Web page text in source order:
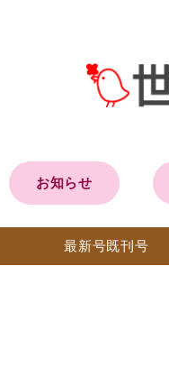
お知らせ
最新号既刊号